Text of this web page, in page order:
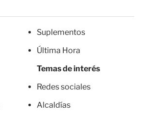
Suplementos
Última Hora
Temas de interés
Redes sociales
Alcaldías